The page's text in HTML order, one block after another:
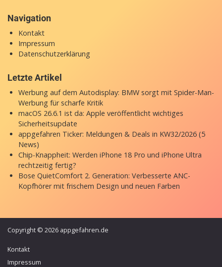
Navigation
Kontakt
Impressum
Datenschutzerklärung
Letzte Artikel
Werbung auf dem Autodisplay: BMW sorgt mit Spider-Man-
Werbung für scharfe Kritik
macOS 26.6.1 ist da: Apple veröffentlicht wichtiges
Sicherheitsupdate
appgefahren Ticker: Meldungen & Deals in KW32/2026 (5
News)
Chip-Knappheit: Werden iPhone 18 Pro und iPhone Ultra
rechtzeitig fertig?
Bose QuietComfort 2. Generation: Verbesserte ANC-
Kopfhörer mit frischem Design und neuen Farben
Copyright © 2026 appgefahren.de
Kontakt
Impressum